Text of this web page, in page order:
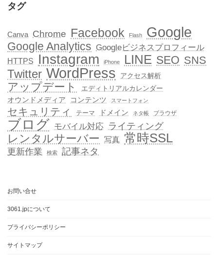
タグ
Canva Chrome Facebook Flash Google
Google Analytics Googleビジネスプロフィール
HTTPS Instagram iPhone LINE SEO SNS
Twitter WordPress アクセス解析
アップデート エディトリアルカレンダー
オウンドメディア コンテンツ スマートフォン
セキュリティ テーマ ドメイン ネタ帳 ブラウザ
ブログ モバイル対応 ライティング
レンタルサーバー 写真 常時SSL
更新作業 検索 記事ネタ
お問い合せ
3061.jpについて
プライバシーポリシー
サイトマップ